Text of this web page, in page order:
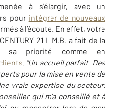
à s'élargir, avec un
pour intégrer de nouveaux
à l’écoute. En effet, votre
21 L.M.B. a fait de la
sa priorité comme en
. “Un accueil parfait. Des
pour la mise en vente de
vraie expertise du secteur.
qui m’a conseillé et à